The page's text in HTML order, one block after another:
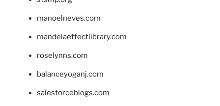
manoelneves.com
mandelaeffectlibrary.com
roselynns.com
balanceyoganj.com
salesforceblogs.com